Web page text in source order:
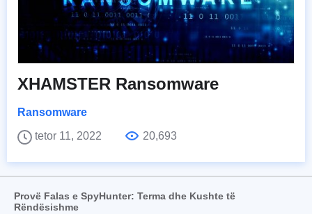
XHAMSTER Ransomware
Ransomware
tetor 11, 2022
20,693
Provë Falas e SpyHunter: Terma dhe Kushte të
Rëndësishme